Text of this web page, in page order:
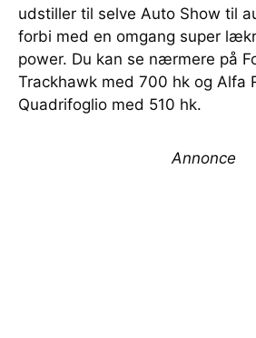
udstiller til selve Auto Show til
forbi med en omgang super
power. Du kan se nærmere på
Trackhawk med 700 hk og Alfa
Quadrifoglio med 510 hk.
Annonce